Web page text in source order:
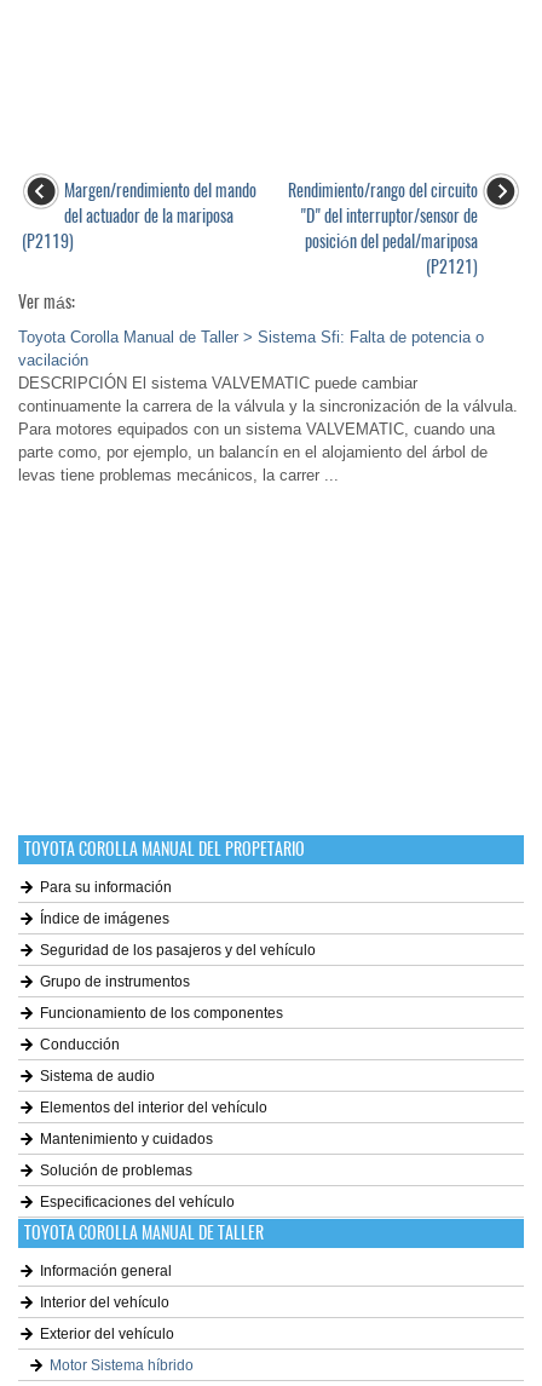
Margen/rendimiento del mando
del actuador de la mariposa
(P2119)
Rendimiento/rango del circuito
"D" del interruptor/sensor de
posición del pedal/mariposa
(P2121)
Ver más:
Toyota Corolla Manual de Taller > Sistema Sfi: Falta de potencia o
vacilación
DESCRIPCIÓN El sistema VALVEMATIC puede cambiar
continuamente la carrera de la válvula y la sincronización de la válvula.
Para motores equipados con un sistema VALVEMATIC, cuando una
parte como, por ejemplo, un balancín en el alojamiento del árbol de
levas tiene problemas mecánicos, la carrer ...
TOYOTA COROLLA MANUAL DEL PROPETARIO
Para su información
Índice de imágenes
Seguridad de los pasajeros y del vehículo
Grupo de instrumentos
Funcionamiento de los componentes
Conducción
Sistema de audio
Elementos del interior del vehículo
Mantenimiento y cuidados
Solución de problemas
Especificaciones del vehículo
TOYOTA COROLLA MANUAL DE TALLER
Información general
Interior del vehículo
Exterior del vehículo
Motor Sistema híbrido